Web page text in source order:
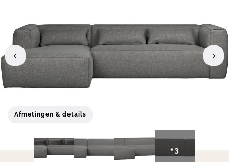
Afmetingen & details
+3